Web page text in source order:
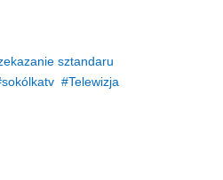
sztandaru
sokólkatv
Telewizja